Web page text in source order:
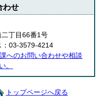
わせ
丁目66番1号
03-3579-4214
へのお問い合わせや相談
。
トップページへ戻る